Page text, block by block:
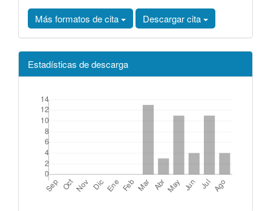
Más formatos de cita
Descargar cita
Estadísticas de descarga